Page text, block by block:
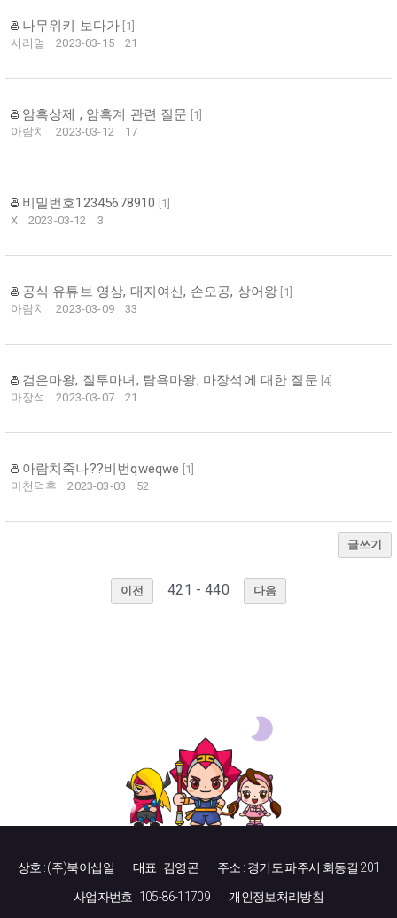
나무위키 보다가 1
시리얼
2023-03-15 21
암흑상제 , 암흑계 관련 질문 1
아람치
2023-03-12 17
비밀번호12345678910 1
X
2023-03-12 3
공식 유튜브 영상, 대지여신, 손오공, 상어왕 1
아람치
2023-03-09 33
검은마왕, 질투마녀, 탐욕마왕, 마장석에 대한 질문 4]
마장석
2023-03-07 21
아람치죽나??비번qweqwe 1
마천덕후
2023-03-03 52
글쓰기
이전 421 - 440 다음
상호 : (주)북이십일 대표 : 김영곤 주소 : 경기도 파주시 회동길 201
사업자번호 : 105-86-11709 개인정보처리방침